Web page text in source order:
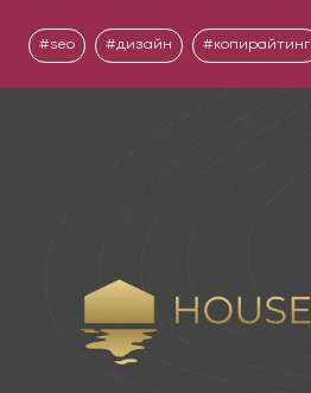
seo дизайн копирайтинг